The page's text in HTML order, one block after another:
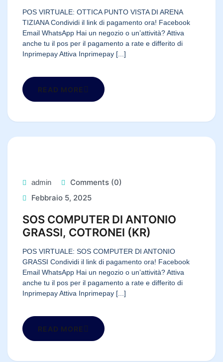
POS VIRTUALE: OTTICA PUNTO VISTA DI ARENA
TIZIANA Condividi il link di pagamento ora! Facebook
Email WhatsApp Hai un negozio o un’attività? Attiva
anche tu il pos per il pagamento a rate e differito di
Inprimepay Attiva Inprimepay [...]
READ MORE
admin
Comments (0)
Febbraio 5, 2025
SOS COMPUTER DI ANTONIO
GRASSI, COTRONEI (KR)
POS VIRTUALE: SOS COMPUTER DI ANTONIO
GRASSI Condividi il link di pagamento ora! Facebook
Email WhatsApp Hai un negozio o un’attività? Attiva
anche tu il pos per il pagamento a rate e differito di
Inprimepay Attiva Inprimepay [...]
READ MORE